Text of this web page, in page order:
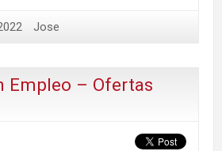
Jose
Empleo – Ofertas